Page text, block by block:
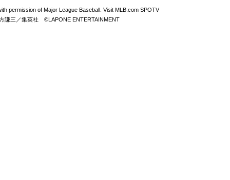
of Major League Baseball. Visit MLB.com SPOTV
謙三／集英社 ©LAPONE ENTERTAINMENT